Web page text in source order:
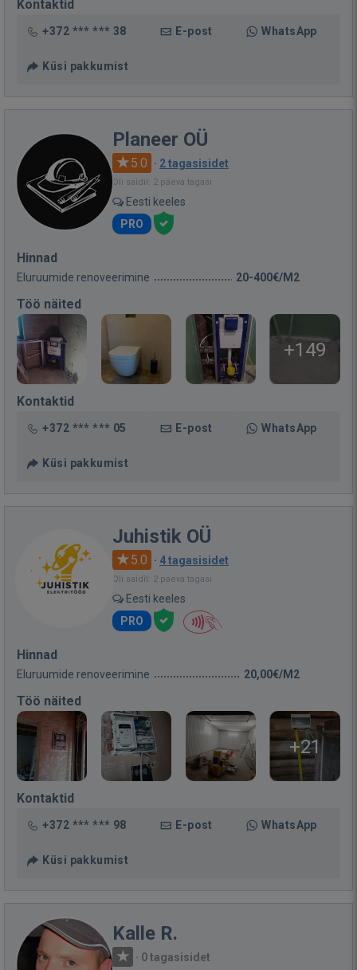
Kontaktid
+372 *** *** 38 E-post WhatsApp
Küsi pakkumist
Planeer OÜ
5.0 · 2 tagasisidet
Oli saidil: 2 päeva tagasi
Eesti keeles
PRO
Hinnad
Eluruumide renoveerimine 20-400€/M2
Töö näited
+149
Kontaktid
+372 *** *** 05 E-post WhatsApp
Küsi pakkumist
Juhistik OÜ
5.0 · 4 tagasisidet
Oli saidil: 2 päeva tagasi
Eesti keeles
PRO
Hinnad
Eluruumide renoveerimine 20,00€/M2
Töö näited
+21
Kontaktid
+372 *** *** 98 E-post WhatsApp
Küsi pakkumist
Kalle R.
· 0 tagasisidet